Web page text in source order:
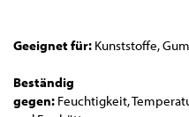
Geeignet für: Kunststoffe,
Beständig
gegen: Feuchtigkeit,